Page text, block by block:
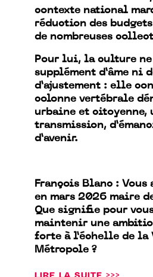
contexte national
réduction des
de nombreuses
Pour lui, la culture
supplément d’âme ni
d’ajustement : elle
colonne vertébrale
urbaine et citoyenne,
transmission,
d’avenir.
François Blanc : Vous
en mars 2026 maire
Que signifie pour
maintenir une
forte à l’échelle de
Métropole ?